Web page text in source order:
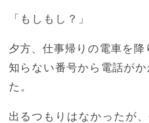
「もしもし？」
夕方、仕事帰りの電車を降
知らない番号から電話がか
た。
出るつもりはなかったが